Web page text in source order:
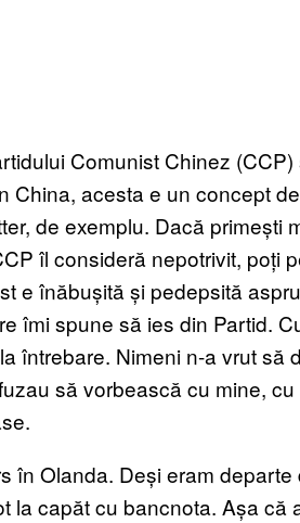
Comunist Chinez
China, acesta e un concept
de exemplu. Dacă primești
îl consideră nepotrivit, poți
e înăbușită și pedepsită
îmi spune să ies din Partid.
întrebare. Nimeni n-a vrut să
să vorbească cu mine,
în Olanda. Deși eram
la capăt cu bancnota. Așa că